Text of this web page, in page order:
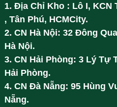
1. Địa Chỉ Kho : Lô I, KCN
, Tân Phú, HCMCity.
2. CN Hà Nội: 32 Đông
Hà Nội.
3. CN Hải Phòng: 3 Lý Tự
Hải Phòng.
4. CN Đà Nẵng: 95 Hùng
Nẵng.